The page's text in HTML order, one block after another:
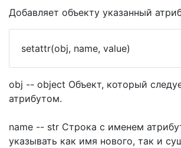
Добавляет объекту указанный
setattr(obj, name, value)
obj -- object Объект, который
атрибутом.
name -- str Строка с именем
указывать как имя нового, так и